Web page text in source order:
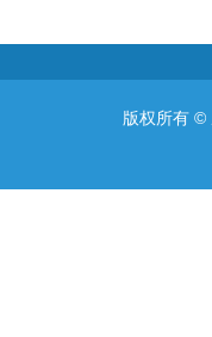
版权所有 ©